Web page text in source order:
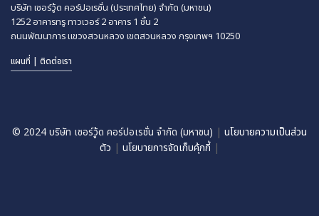
บริษัท เชอร์วู้ด คอร์ปอเรชั่น (ประเทศไทย) จำกัด (มหาชน)
1252 อาคารทรู ทาวเวอร์ 2 อาคาร 1 ชั้น 2
ถนนพัฒนาการ แขวงสวนหลวงเขตสวนหลวง กรุงเทพฯ 10250
แผนที่ | ติดต่อเรา
© 2024 บริษัท เชอร์วู้ด คอร์ปอเรชั่น จำกัด (มหาชน) |นโยบายความเป็นส่วน
ตัว | นโยบายการจัดเก็บคุ้กกี้ |